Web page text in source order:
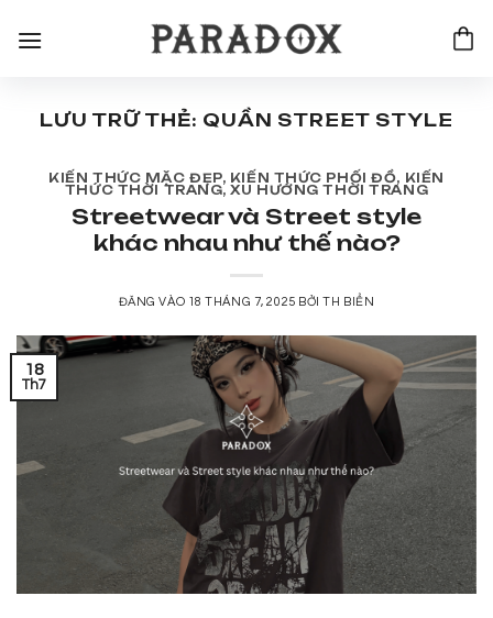
qua
LƯU TRỮ THẺ: QUẦN STREET STYLE
KIẾN THỨC MẶC ĐẸP, KIẾN THỨC PHỐI ĐỒ, KIẾN
THỨC THỜI TRANG,XU HƯỚNG THỜI TRANG
Streetwear và Street style
khác nhau như thế nào?
ĐĂNG VÀO 18 THÁNG 7, 2025 BỞITH BIỂN
18
Th7